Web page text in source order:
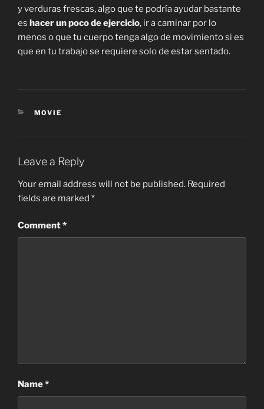
y verduras frescas, algo que te podría ayudar bastante
es hacer un poco de ejercicio, ir a caminar por lo
menos o que tu cuerpo tenga algo de movimiento si es
que en tu trabajo se requiere solo de estar sentado.
CATEGORIES
MOVIE
Leave a Reply
Your email address will not be published. Required
fields are marked *
Comment*
Name*